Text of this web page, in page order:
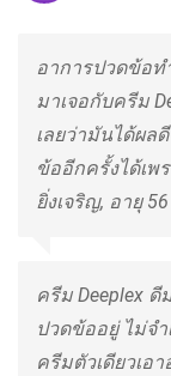
อาการปวดข้อ
มาเจอกับครีม
เลยว่ามันได้ผล
ข้ออีกครั้งได้เพ
ยิ่งเจริญ, อายุ
ครีม Deeplex
ปวดข้ออยู่ ไม่จ
ครีมตัวเดียวเอ